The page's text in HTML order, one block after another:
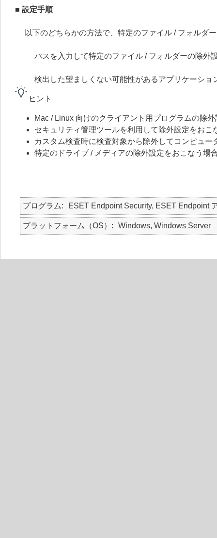
■ 設定手順
以下のどちらかの方法で、特定のファイル / フォルダ
パスを入力して特定のファイル / フォルダーの除外
検出した望ましくない可能性があるアプリケーシ
ヒント
Mac / Linux 向けのクライアント用プログラムの除
セキュリティ管理ツールを利用して除外設定をおこ
カスタム検査時に検査対象から除外してコンピュー
特定のドライブ / メディアの除外設定をおこなう場
プログラム ESET Endpoint Security, ESET Endpoint
プラットフォーム（OS） Windows, Windows Server